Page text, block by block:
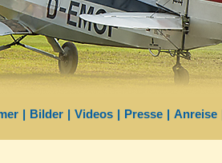
| Bilder | Videos | Presse | Anreise